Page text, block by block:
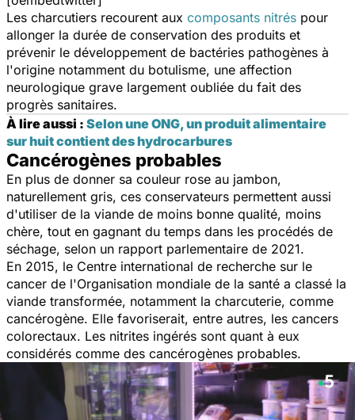
Les charcutiers recourent aux composants nitrés pour
allonger la durée de conservation des produits et
prévenir le développement de bactéries pathogènes à
l'origine notamment du botulisme, une affection
neurologique grave largement oubliée du fait des
progrès sanitaires.
À lire aussi : Selon une ONG, un produit alimentaire
sur huit contient des hydrocarbures
Cancérogènes probables
En plus de donner sa couleur rose au jambon,
naturellement gris, ces conservateurs permettent aussi
d'utiliser de la viande de moins bonne qualité, moins
chère, tout en gagnant du temps dans les procédés de
séchage, selon un rapport parlementaire de 2021.
En 2015, le Centre international de recherche sur le
cancer de l'Organisation mondiale de la santé a classé la
viande transformée, notamment la charcuterie, comme
cancérogène. Elle favoriserait, entre autres, les cancers
colorectaux. Les nitrites ingérés sont quant à eux
considérés comme des cancérogènes probables.